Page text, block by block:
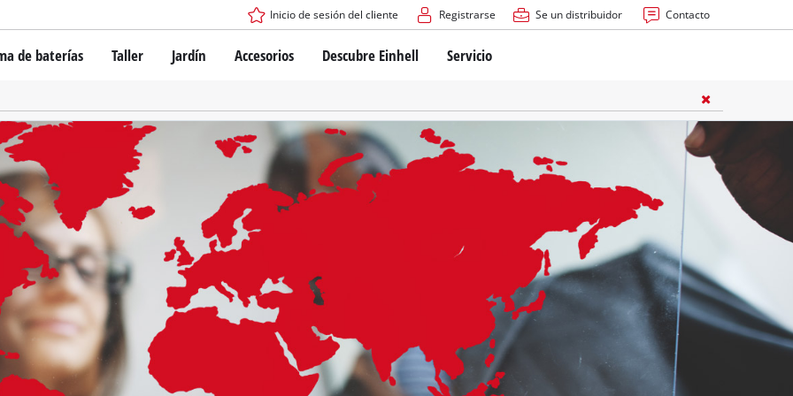
Inicio de sesión del cliente Registrarse Se un distribuidor Contacto
de baterías
de batería Power X-Change
de baterías
originales Einhell vs. réplicas
Einhell PROFESSIONAL
dispositivos PROFESSIONAL
eléctricas PROFESSIONAL
de jardín PROFESSIONAL
Taller
Destornillador inalámbrico
Rotomartillos
Amoladoras angulares
Sierras
Lijadoras
Equipos de medición
Otras herramientas
Sierras de mesa
Compresoras de aire
Otras máquinas
Jardín Accesorios Descubre Einhell Servicio